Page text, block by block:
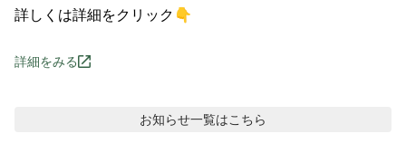
詳しくは詳細をクリック👇
詳細をみる
お知らせ一覧はこちら